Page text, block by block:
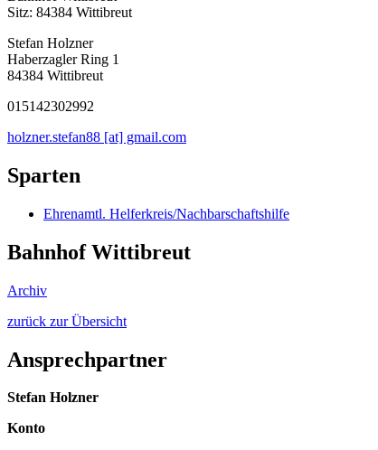
Sitz: 84384 Wittibreut
Stefan Holzner
Haberzagler Ring 1
84384 Wittibreut
015142302992
holzner.stefan88 [at] gmail.com
Sparten
Ehrenamtl. Helferkreis/Nachbarschaftshilfe
Bahnhof Wittibreut
Archiv
zurück zur Übersicht
Ansprechpartner
Stefan Holzner
Konto